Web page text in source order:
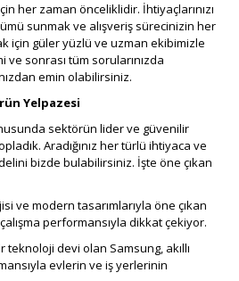
her zaman önceliklidir. İhtiyaçlarınızı
sunmak ve alışveriş sürecinizin her
için güler yüzlü ve uzman ekibimizle
sonrası tüm sorularınızda
emin olabilirsiniz.
Yelpazesi
sektörün lider ve güvenilir
Aradığınız her türlü ihtiyaca ve
bizde bulabilirsiniz. İşte öne çıkan
ve modern tasarımlarıyla öne çıkan
performansıyla dikkat çekiyor.
teknoloji devi olan Samsung, akıllı
evlerin ve iş yerlerinin